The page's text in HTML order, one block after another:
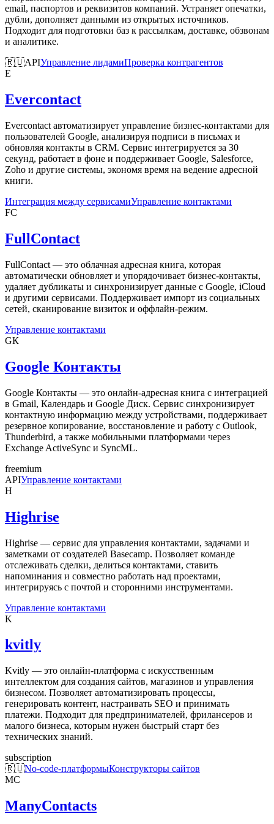
email, паспортов и реквизитов компаний. Устраняет опечатки,
дубли, дополняет данными из открытых источников.
Подходит для подготовки баз к рассылкам, доставке, обзвонам
и аналитике.
🇷🇺APIУправление лидамиПроверка контрагентов
E
Evercontact
Evercontact автоматизирует управление бизнес-контактами для
пользователей Google, анализируя подписи в письмах и
обновляя контакты в CRM. Сервис интегрируется за 30
секунд, работает в фоне и поддерживает Google, Salesforce,
Zoho и другие системы, экономя время на ведение адресной
книги.
Интеграция между сервисамиУправление контактами
FC
FullContact
FullContact — это облачная адресная книга, которая
автоматически обновляет и упорядочивает бизнес-контакты,
удаляет дубликаты и синхронизирует данные с Google, iCloud
и другими сервисами. Поддерживает импорт из социальных
сетей, сканирование визиток и оффлайн-режим.
Управление контактами
GК
Google Контакты
Google Контакты — это онлайн-адресная книга с интеграцией
в Gmail, Календарь и Google Диск. Сервис синхронизирует
контактную информацию между устройствами, поддерживает
резервное копирование, восстановление и работу с Outlook,
Thunderbird, а также мобильными платформами через
Exchange ActiveSync и SyncML.
freemium
APIУправление контактами
H
Highrise
Highrise — сервис для управления контактами, задачами и
заметками от создателей Basecamp. Позволяет команде
отслеживать сделки, делиться контактами, ставить
напоминания и совместно работать над проектами,
интегрируясь с почтой и сторонними инструментами.
Управление контактами
K
kvitly
Kvitly — это онлайн-платформа с искусственным
интеллектом для создания сайтов, магазинов и управления
бизнесом. Позволяет автоматизировать процессы,
генерировать контент, настраивать SEO и принимать
платежи. Подходит для предпринимателей, фрилансеров и
малого бизнеса, которым нужен быстрый старт без
технических знаний.
subscription
🇷🇺No-code-платформыКонструкторы сайтов
MC
ManyContacts